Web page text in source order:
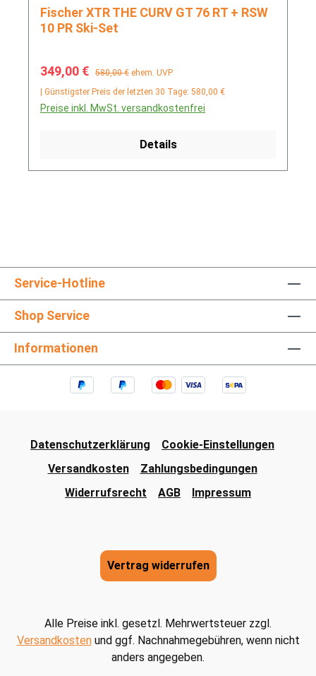
Fischer XTR THE CURV GT 76 RT + RSW
10 PR Ski-Set
Verkaufspreis:
349,00 € Regulärer Preis:
580,00 € ehem. UVP
| Günstigster Preis der letzten 30 Tage: 580,00 €
Preise inkl. MwSt. versandkostenfrei
Details
Service-Hotline
Shop Service
Informationen
Datenschutzerklärung
Cookie-Einstellungen
Versandkosten
Zahlungsbedingungen
Widerrufsrecht
AGB Impressum
Vertrag widerrufen
Alle Preise inkl. gesetzl. Mehrwertsteuer zzgl.
Versandkostenund ggf. Nachnahmegebühren, wenn nicht
anders angegeben.